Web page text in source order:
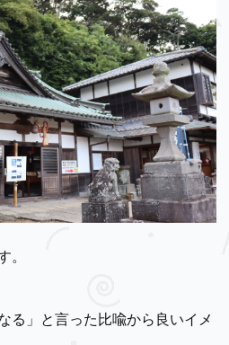
る」と言った比喩から良いイメ